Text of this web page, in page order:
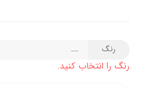
رنگ
رنگ را انتخاب کنید.